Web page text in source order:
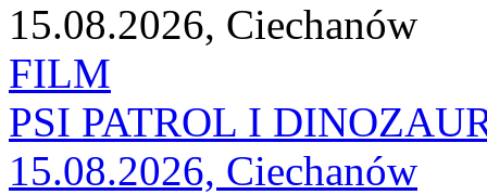
15.08.2026, Ciechanów
FILM
PSI PATROL I
15.08.2026, Ciechanów